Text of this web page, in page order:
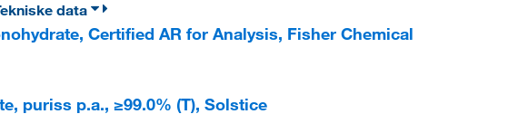
data
Certified AR for Analysis, Fisher Chemical
puriss p.a., ≥99.0% (T), Solstice